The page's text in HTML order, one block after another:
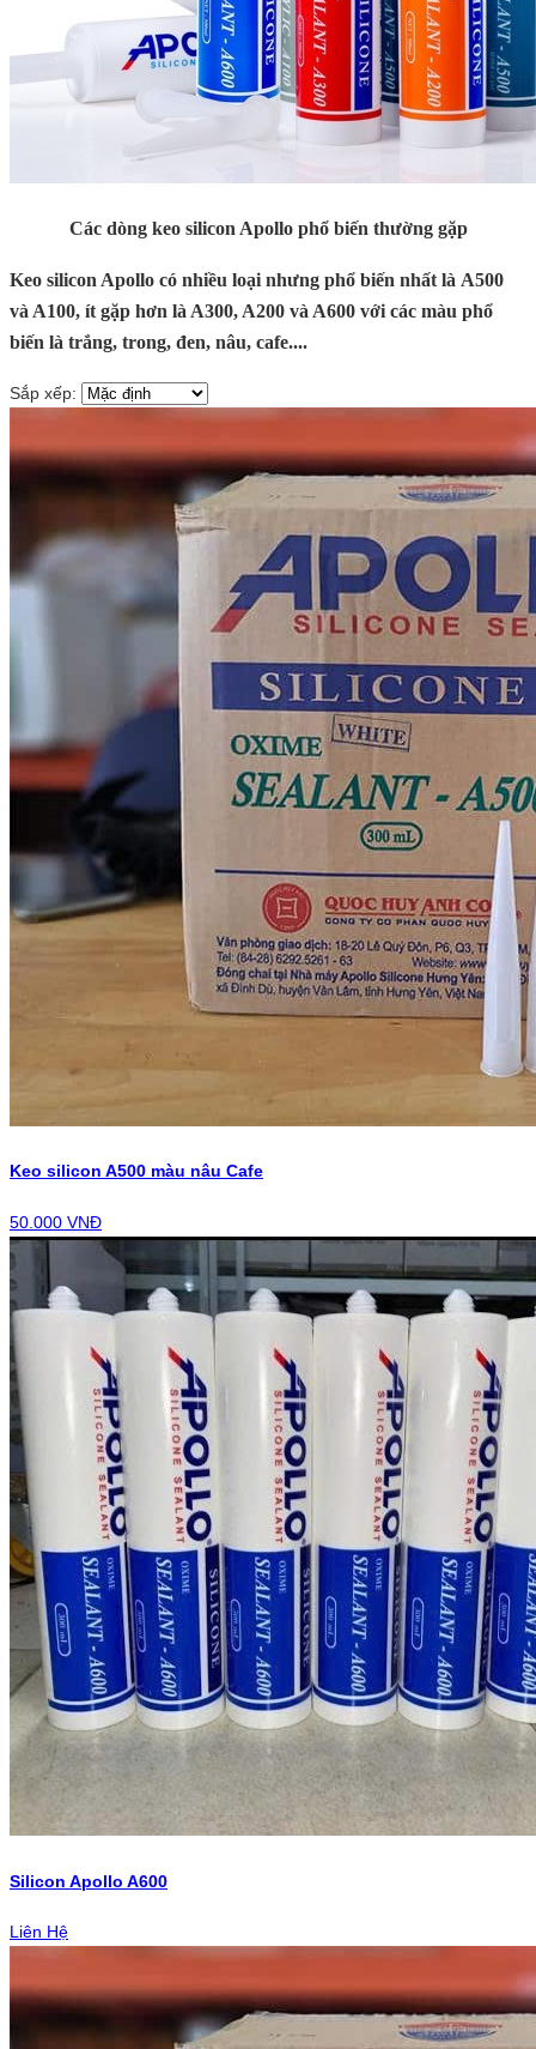
Các dòng keo silicon Apollo phổ biến thường gặp
Keo silicon Apollo có nhiều loại nhưng phổ biến nhất là A500
và A100, ít gặp hơn là A300, A200 và A600 với các màu phổ
biến là trắng, trong, đen, nâu, cafe....
Sắp xếp:
Keo silicon A500 màu nâu Cafe
50.000 VNĐ
Silicon Apollo A600
Liên Hệ